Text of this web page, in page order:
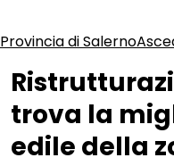
Provincia di Salerno
trova la
edile della